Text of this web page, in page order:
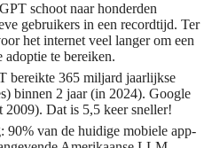
schoot naar honderden
gebruikers in een recordtijd. Ter
het internet veel langer om een
te bereiken.
bereikte 365 miljard jaarlijkse
binnen 2 jaar (in 2024). Google
2009). Dat is 5,5 keer sneller!
90% van de huidige mobiele app-